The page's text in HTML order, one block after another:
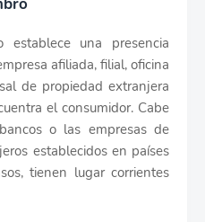
establece una presencia
afiliada, filial, oficina
de propiedad extranjera
el consumidor. Cabe
o las empresas de
establecidos en países
tienen lugar corrientes